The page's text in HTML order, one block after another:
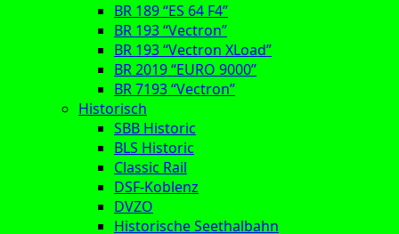
BR 189 “ES 64 F4”
BR 193 “Vectron”
BR 193 “Vectron XLoad”
BR 2019 “EURO 9000”
BR 7193 “Vectron”
Historisch
SBB Historic
BLS Historic
Classic Rail
DSF-Koblenz
DVZO
Historische Seethalbahn